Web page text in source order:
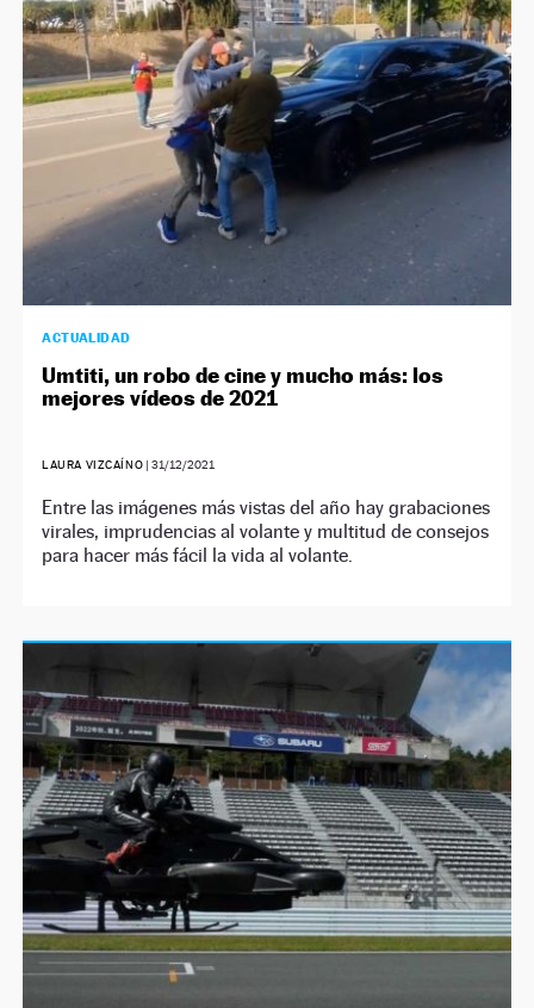
NEWSLETTER
SÍGUENOS
ACTUALIDAD
Umtiti, un robo de cine y mucho más: los
mejores vídeos de 2021
LAURA VIZCAÍNO |31/12/2021
Entre las imágenes más vistas del año hay grabaciones
virales, imprudencias al volante y multitud de consejos
para hacer más fácil la vida al volante.